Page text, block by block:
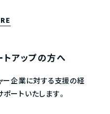
トアップの方へ
ー企業に対する支援の経
ートいたします。